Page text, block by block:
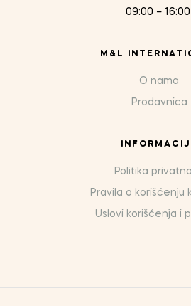
09:00 – 16:00
M&L
O nama
Prodavnica
Politika
Pravila o korišćenju
Uslovi korišćenja i